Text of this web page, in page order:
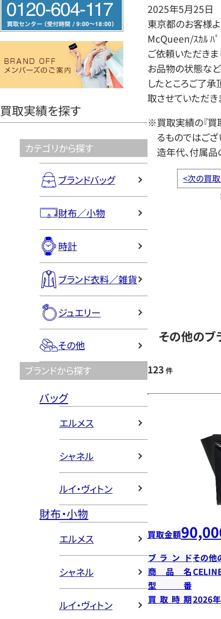
リ
ー
ヤ
買取実績を探す
カテゴリから探す
ブランドバッグ
財布／小物
時計
ブランド衣料／雑貨
ジュエリー
その他
ブランドから探す
バッグ
エルメス
シャネル
ルイ・ヴィトン
財布・小物
エルメス
シャネル
ルイ・ヴィトン
2025年5月25日
東京都のお客様
McQueen/ｽｶﾙ ﾊ
ご依頼いただきま
お品物の状態など
したところご了
取させていただき
※買取実績の『買
るものではござ
造年代、付属品
<次の買
その他のブ
123 件
買取金額
ブランドその他
商品名
型番
買取時期2026